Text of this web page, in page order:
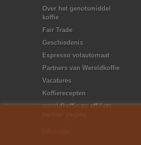
Over het genotsmiddel
koffie
Fair Trade
Geschiedenis
Espresso volautomaat
Partners van Wereldkoffie
Vacatures
Koffierecepten
wereldkoffie.eu affiliate